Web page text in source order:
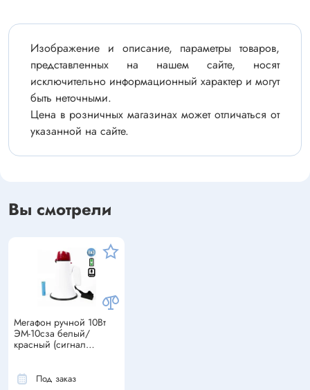
Изображение и описание, параметры товаров,
представленных на нашем сайте, носят
исключительно информационный характер и могут
быть неточными.
Цена в розничных магазинах может отличаться от
указанной на сайте.
Вы смотрели
Мегафон ручной 10Вт
ЭМ-10сза белый/
красный (сигнал
Под заказ